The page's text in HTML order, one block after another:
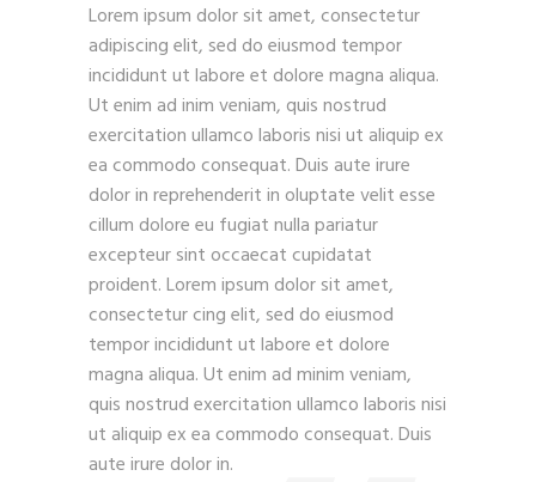
Lorem ipsum dolor sit amet, consectetur
adipiscing elit, sed do eiusmod tempor
incididunt ut labore et dolore magna aliqua.
Ut enim ad inim veniam, quis nostrud
exercitation ullamco laboris nisi ut aliquip ex
ea commodo consequat. Duis aute irure
dolor in reprehenderit in oluptate velit esse
cillum dolore eu fugiat nulla pariatur
excepteur sint occaecat cupidatat
proident. Lorem ipsum dolor sit amet,
consectetur cing elit, sed do eiusmod
tempor incididunt ut labore et dolore
magna aliqua. Ut enim ad minim veniam,
quis nostrud exercitation ullamco laboris nisi
ut aliquip ex ea commodo consequat. Duis
aute irure dolor in.